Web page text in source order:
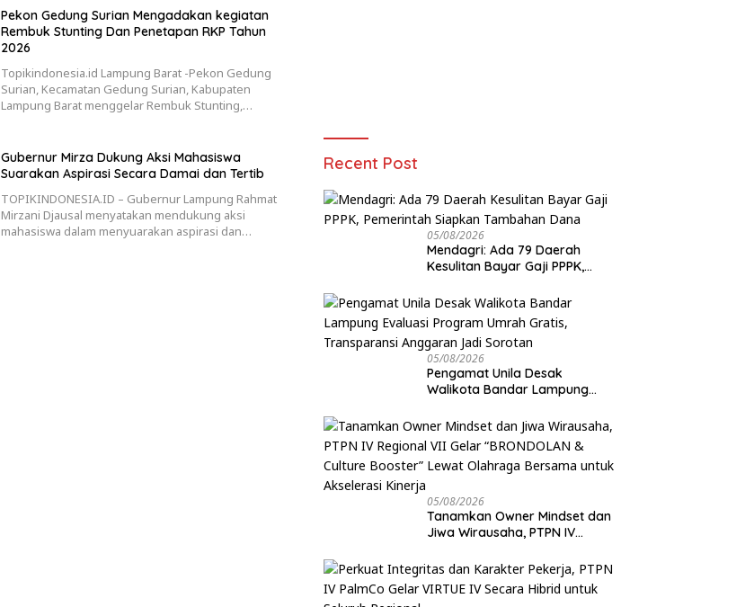
Pekon Gedung Surian Mengadakan kegiatan
Rembuk Stunting Dan Penetapan RKP Tahun
2026
Topikindonesia.id Lampung Barat -Pekon Gedung
Surian, Kecamatan Gedung Surian, Kabupaten
Lampung Barat menggelar Rembuk Stunting,…
Gubernur Mirza Dukung Aksi Mahasiswa
Suarakan Aspirasi Secara Damai dan Tertib
TOPIKINDONESIA.ID – Gubernur Lampung Rahmat
Mirzani Djausal menyatakan mendukung aksi
mahasiswa dalam menyuarakan aspirasi dan…
Recent Post
05/08/2026
Mendagri: Ada 79 Daerah
Kesulitan Bayar Gaji PPPK,
Dana
05/08/2026
Pengamat Unila Desak
Walikota Bandar Lampung
Gratis, Transparansi Anggaran
Jadi Sorotan
05/08/2026
Tanamkan Owner Mindset dan
Jiwa Wirausaha, PTPN IV
“BRONDOLAN & Culture
Booster” Lewat Olahraga
Bersama untuk Akselerasi